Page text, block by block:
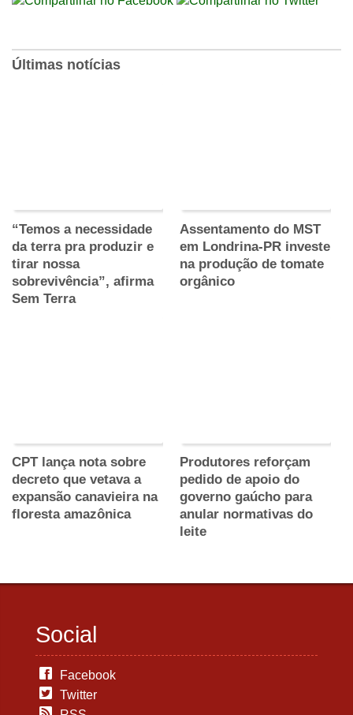
Últimas notícias
“Temos a necessidade
da terra pra produzir e
tirar nossa
sobrevivência”, afirma
Sem Terra
Assentamento do MST
em Londrina-PR investe
na produção de tomate
orgânico
CPT lança nota sobre
decreto que vetava a
expansão canavieira na
floresta amazônica
Produtores reforçam
pedido de apoio do
governo gaúcho para
anular normativas do
leite
Social
Facebook
Twitter
RSS